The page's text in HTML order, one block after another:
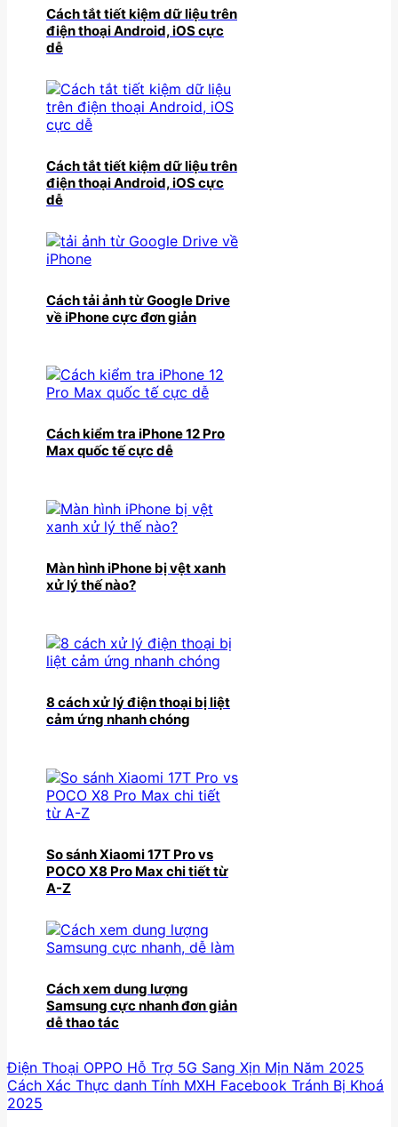
Cách tắt tiết kiệm dữ liệu trên
điện thoại Android, iOS cực
dễ
Cách tắt tiết kiệm dữ liệu trên
điện thoại Android, iOS cực
dễ
Cách tải ảnh từ Google Drive
về iPhone cực đơn giản
Cách kiểm tra iPhone 12 Pro
Max quốc tế cực dễ
Màn hình iPhone bị vệt xanh
xử lý thế nào?
8 cách xử lý điện thoại bị liệt
cảm ứng nhanh chóng
So sánh Xiaomi 17T Pro vs
POCO X8 Pro Max chi tiết từ
A-Z
Cách xem dung lượng
Samsung cực nhanh đơn giản
dễ thao tác
Điện Thoại OPPO Hỗ Trợ 5G Sang Xịn Mịn Năm 2025
Cách Xác Thực danh Tính MXH Facebook Tránh Bị Khoá
2025